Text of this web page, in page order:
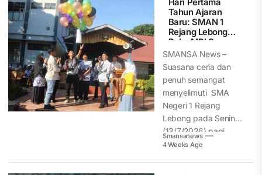
Tahun Ajaran
Baru: SMAN 1
Rejang Lebong
Buka MPLS
Ramah, Aman,
Menyenangkan
SMANSA News –
Suasana ceria dan
penuh semangat
menyelimuti SMA
Negeri 1 Rejang
Lebong pada Senin
(13/7/2026) pagi.
Menandai
Smansanews
4 Weeks Ago